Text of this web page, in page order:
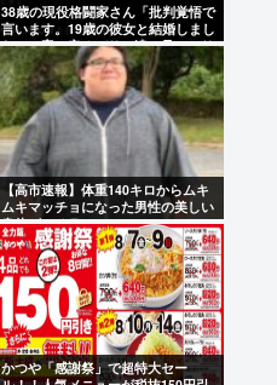
38歳の現役格闘家さん「批判覚悟で
言います。19歳の彼女と結婚しまし
た」→案の定オバサン達に見つかり
炎上
【高市速報】体重140キロからムキ
ムキマッチョになった男性の美しい
身体がコチラ！！！
かつや「感謝祭」で超特大セー